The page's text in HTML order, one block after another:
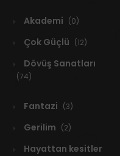
Akademi (0)
Çok Güçlü (12)
Dövüş Sanatları
(74)
Fantazi (3)
Gerilim (2)
Hayattan kesitler